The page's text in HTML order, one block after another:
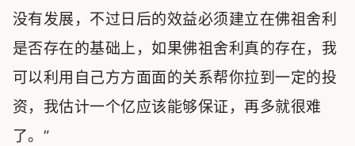
没有发展，不过日后的效益必须建立在佛祖舍利
是否存在的基础上，如果佛祖舍利真的存在，我
可以利用自己方方面面的关系帮你拉到一定的投
资，我估计一个亿应该能够保证，再多就很难
了。”